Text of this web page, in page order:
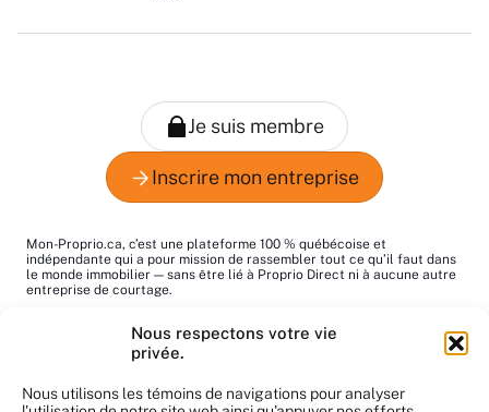
Nous respectons votre vie
privée.
Nous utilisons les témoins de navigations pour analyser
Mon-Proprio.ca, c’est une plateforme 100 % québécoise et
indépendante qui a pour mission de rassembler tout ce qu’il faut dans
le monde immobilier — sans être lié à Proprio Direct ni à aucune autre
entreprise de courtage.
but : vous aider à trouver les bons pros au bon moment!
notre autorisation. Merci de respecter notre travail.